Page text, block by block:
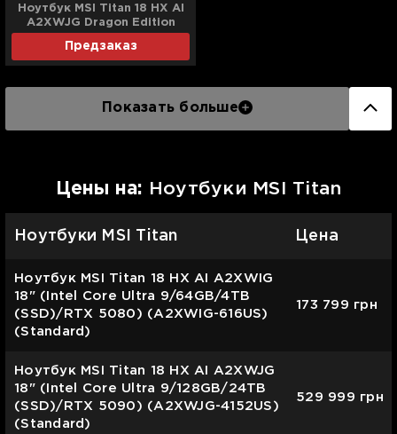
Ноутбук MSI Titan 18 HX AI
A2XWJG Dragon Edition
Ultra 9/96GB/6TB
(SSD)/RTX 5090)
Предзаказ
Показать больше
Цены на: Ноутбуки MSI Titan
Ноутбуки MSI Titan Цена
Ноутбук MSI Titan 18 HX AI A2XWIG
18" (Intel Core Ultra 9/64GB/4TB
(SSD)/RTX 5080) (A2XWIG-616US)
(Standard)
173 799 грн
Ноутбук MSI Titan 18 HX AI A2XWJG
18" (Intel Core Ultra 9/128GB/24TB
(SSD)/RTX 5090) (A2XWJG-4152US)
(Standard)
529 999 грн